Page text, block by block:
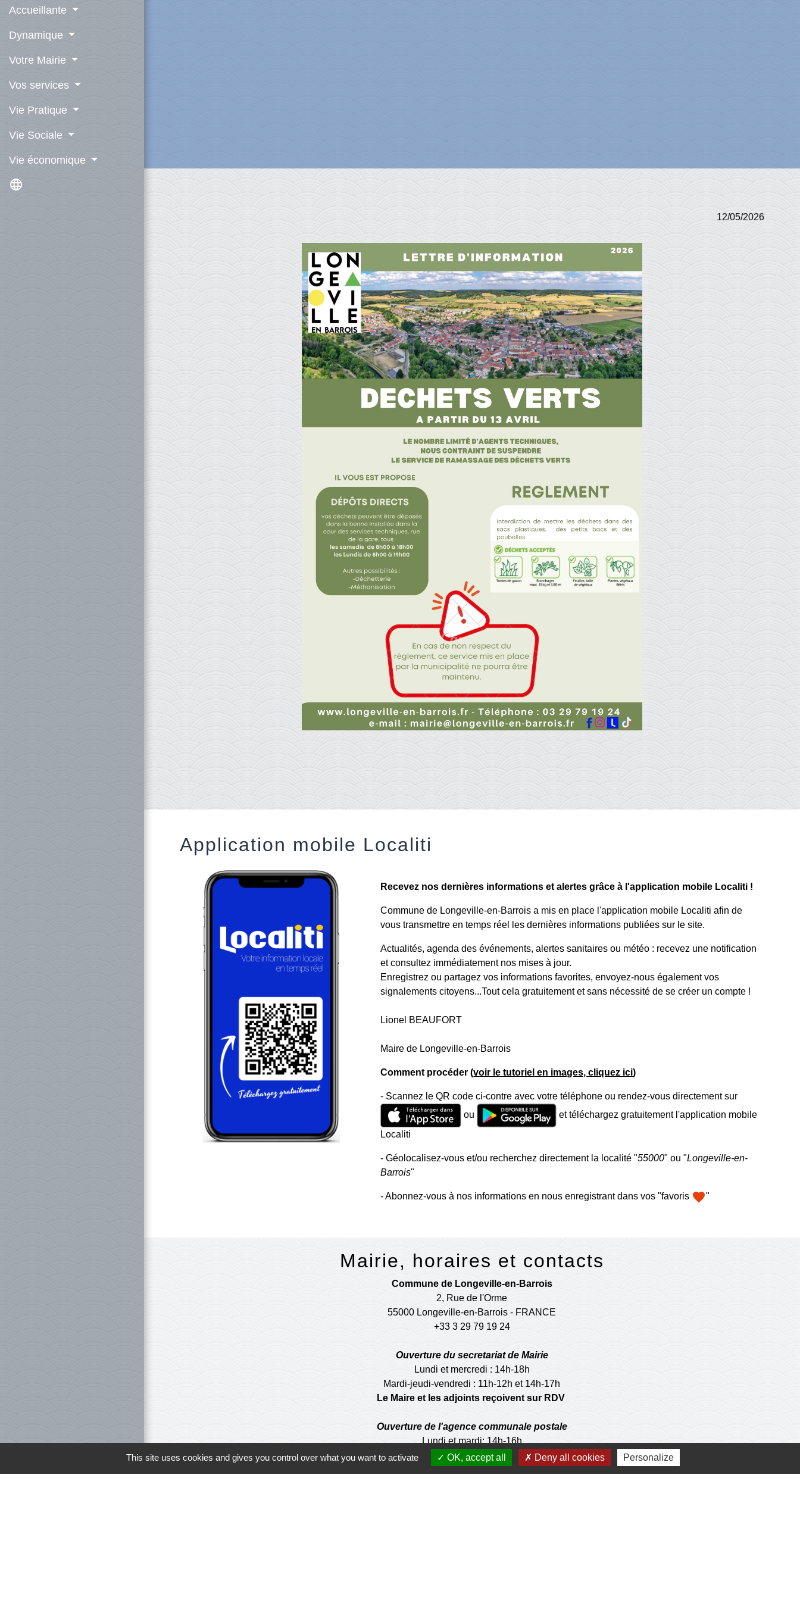
Accueillante
Dynamique
Votre Mairie
Vos services
Vie Pratique
Vie Sociale
Vie économique
language
12/05/2026
Application mobile Localiti
Recevez nos dernières informations et alertes grâce à l'application mobile Localiti !
Commune de Longeville-en-Barrois a mis en place l'application mobile Localiti afin de
vous transmettre en temps réel les dernières informations publiées sur le site.
Actualités, agenda des événements, alertes sanitaires ou météo : recevez une notification
et consultez immédiatement nos mises à jour.
Enregistrez ou partagez vos informations favorites, envoyez-nous également vos
signalements citoyens...Tout cela gratuitement et sans nécessité de se créer un compte !
Lionel BEAUFORT
Maire de Longeville-en-Barrois
Comment procéder (voir le tutoriel en images, cliquez ici)
- Scannez le QR code ci-contre avec votre téléphone ou rendez-vous directement sur
ou
et téléchargez gratuitement l'application mobile
Localiti
- Géolocalisez-vous et/ou recherchez directement la localité "55000" ou "Longeville-en-
Barrois"
- Abonnez-vous à nos informations en nous enregistrant dans vos "favoris favorite"
Mairie, horaires et contacts
Commune de Longeville-en-Barrois
2, Rue de l'Orme
55000 Longeville-en-Barrois - FRANCE
+33 3 29 79 19 24
Ouverture du secretariat de Mairie
Lundi et mercredi : 14h-18h
Mardi-jeudi-vendredi : 11h-12h et 14h-17h
Le Maire et les adjoints reçoivent sur RDV
Ouverture de l'agence communale postale
Lundi et mardi: 14h-16h
Mercredi :14h-18h
Jeudi et vendredi : 9h-11h
This site uses cookies and gives you control over what you want to activate OK, accept all Deny all cookies Personalize